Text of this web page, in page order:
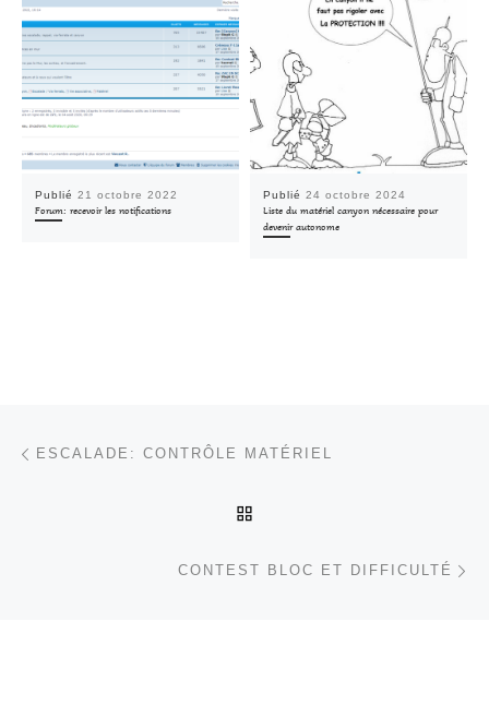
Publié 21 octobre 2022
Forum: recevoir les notifications
Publié 24 octobre 2024
Liste du matériel canyon nécessaire pour
devenir autonome
Parcourir les articles
ESCALADE: CONTRÔLE MATÉRIEL
CONTEST BLOC ET DIFFICULTÉ